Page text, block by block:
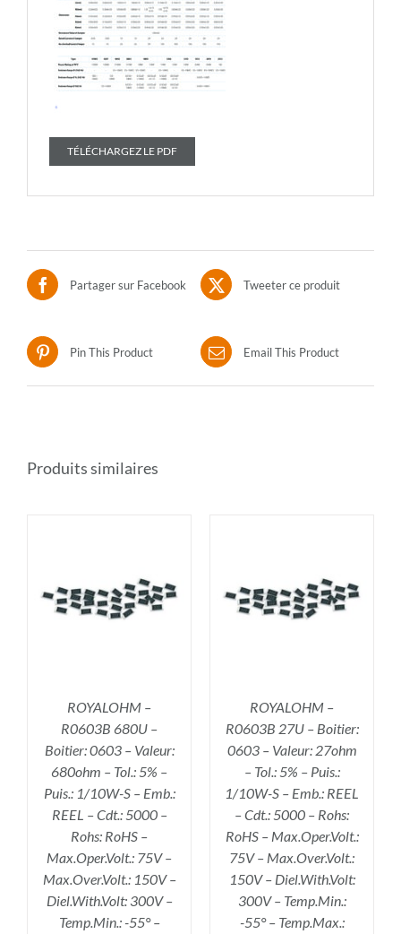
TÉLÉCHARGEZ LE PDF
Partager sur Facebook Tweeter ce produit
Pin This Product Email This Product
Produits similaires
ROYALOHM –
R0603B 680U –
Boitier: 0603 – Valeur:
680ohm – Tol.: 5% –
Puis.: 1/10W-S – Emb.:
REEL – Cdt.: 5000 –
Rohs: RoHS –
Max.Oper.Volt.: 75V –
Max.Over.Volt.: 150V –
Diel.With.Volt: 300V –
Temp.Min.: -55° –
AJOUTER AU PANIER
/
DÉTAILS
ROYALOHM –
R0603B 27U – Boitier:
0603 – Valeur: 27ohm
– Tol.: 5% – Puis.:
1/10W-S – Emb.: REEL
– Cdt.: 5000 – Rohs:
RoHS – Max.Oper.Volt.:
75V – Max.Over.Volt.:
150V – Diel.With.Volt:
300V – Temp.Min.:
-55° – Temp.Max.: